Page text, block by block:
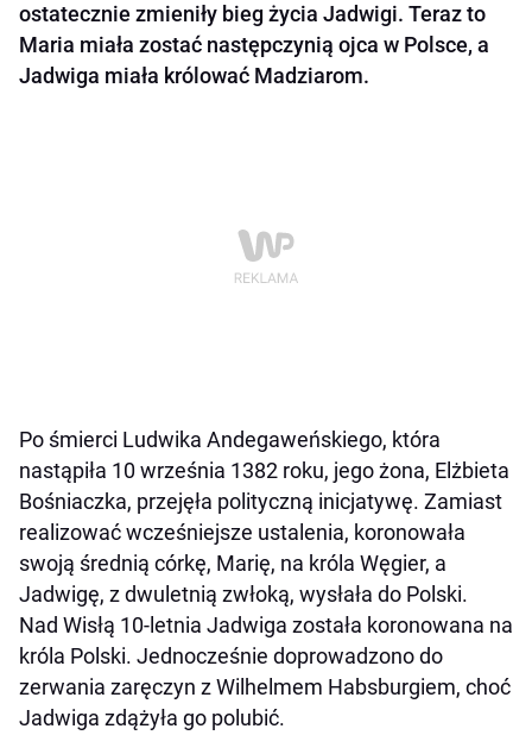
ostatecznie zmieniły bieg życia Jadwigi. Teraz to
Maria miała zostać następczynią ojca w Polsce, a
Jadwiga miała królować Madziarom.
Po śmierci Ludwika Andegaweńskiego, która
nastąpiła 10 września 1382 roku, jego żona, Elżbieta
Bośniaczka, przejęła polityczną inicjatywę. Zamiast
realizować wcześniejsze ustalenia, koronowała
swoją średnią córkę, Marię, na króla Węgier, a
Jadwigę, z dwuletnią zwłoką, wysłała do Polski.
Nad Wisłą 10-letnia Jadwiga została koronowana na
króla Polski. Jednocześnie doprowadzono do
zerwania zaręczyn z Wilhelmem Habsburgiem, choć
Jadwiga zdążyła go polubić.